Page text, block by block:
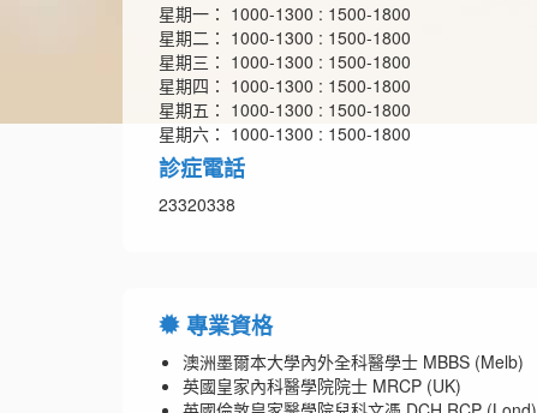
星期一： 1000-1300 : 1500-1800
星期二： 1000-1300 : 1500-1800
星期三： 1000-1300 : 1500-1800
星期四： 1000-1300 : 1500-1800
星期五： 1000-1300 : 1500-1800
星期六： 1000-1300 : 1500-1800
診症電話
23320338
專業資格
澳洲墨爾本大學內外全科醫學士 MBBS (Melb)
英國皇家內科醫學院院士 MRCP (UK)